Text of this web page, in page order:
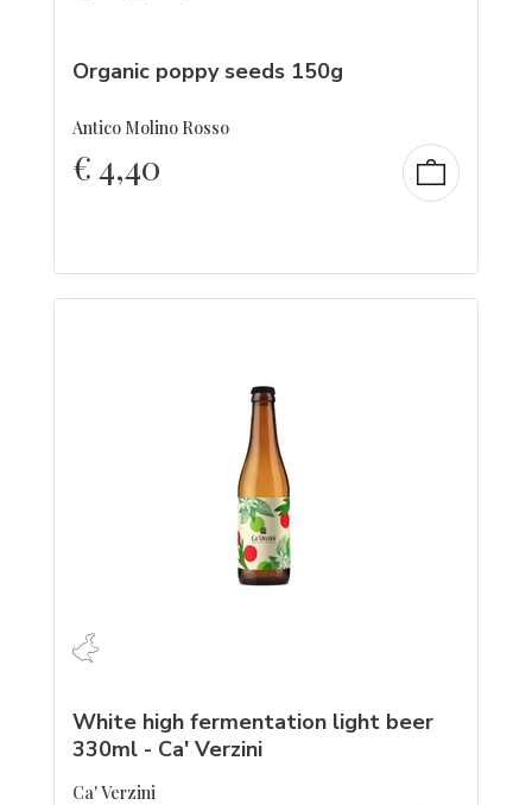
Organic poppy seeds 150g
Antico Molino Rosso
€4,40
White high fermentation light beer
330ml - Ca' Verzini
Ca' Verzini